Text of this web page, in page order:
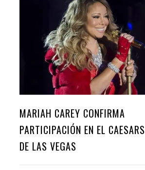
MARIAH CAREY CONFIRMA
PARTICIPACIÓN EN EL
DE LAS VEGAS